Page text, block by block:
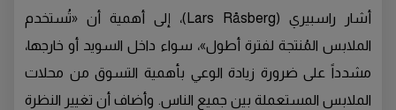
أشار راسبيري (Lars Råsberg)، إلى أهمية أن «تُستخدم
الملابس المُنتجة لفترة أطول»، سواء داخل السويد أو خارجها،
مشدداً على ضرورة زيادة الوعي بأهمية التسوق من محلات
الملابس المستعملة بين جميع الناس. وأضاف أن تغيير النظرة